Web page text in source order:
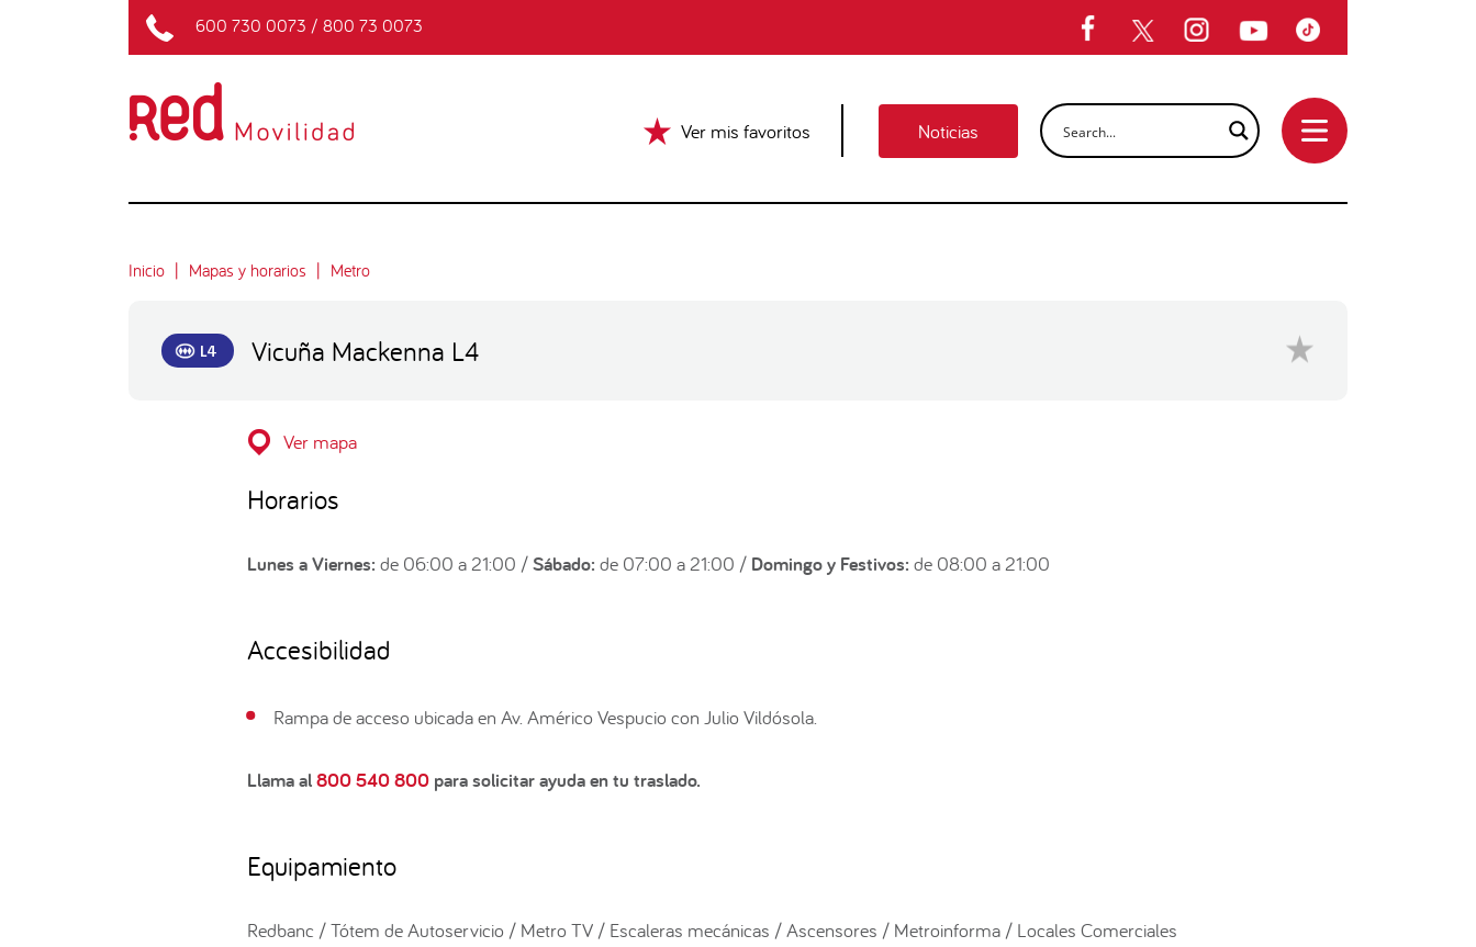
600 730 0073 / 800 73 0073
Ver mis favoritos Noticias
Inicio Mapas y horarios Metro
L4 Vicuña Mackenna L4
Ver mapa
Horarios
Lunes a Viernes: de 06:00 a 21:00 /Sábado: de 07:00 a 21:00 / Domingo y Festivos: de 08:00 a 21:00
Accesibilidad
Rampa de acceso ubicada en Av. Américo Vespucio con Julio Vildósola.
Llama al800 540 800para solicitar ayuda en tu traslado.
Equipamiento
Redbanc / Tótem de Autoservicio / Metro TV / Escaleras mecánicas / Ascensores / Metroinforma / Locales Comerciales